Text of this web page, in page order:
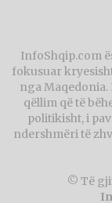
InfoShqip.com
fokusuar
nga Maqedonia.
qëllim që të
politikisht, i
ndershmëri të
© Të